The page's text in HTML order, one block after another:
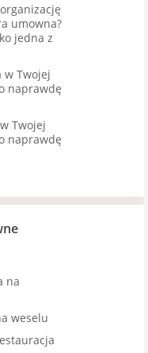
umowna?
jedna z
Twojej
naprawdę
Twojej
naprawdę
na
weselu